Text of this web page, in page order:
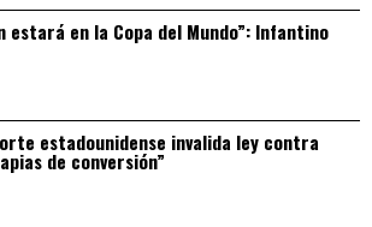
estará en la Copa del Mundo”: Infantino
estadounidense invalida ley contra
de conversión”